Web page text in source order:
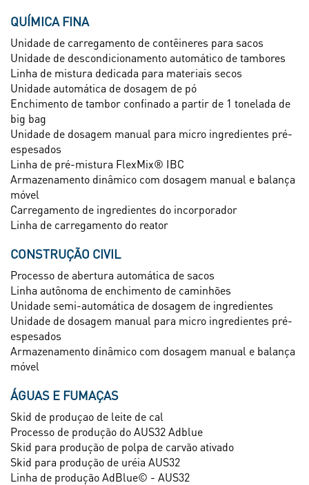
QUÍMICA FINA
Unidade de carregamento de contêineres para sacos
Unidade de descondicionamento automático de tambores
Linha de mistura dedicada para materiais secos
Unidade automática de dosagem de pó
Enchimento de tambor confinado a partir de 1 tonelada de
big bag
Unidade de dosagem manual para micro ingredientes pré-
espesados
Linha de pré-mistura FlexMix® IBC
Armazenamento dinâmico com dosagem manual e balança
móvel
Carregamento de ingredientes do incorporador
Linha de carregamento do reator
CONSTRUÇÃO CIVIL
Processo de abertura automática de sacos
Linha autônoma de enchimento de caminhões
Unidade semi-automática de dosagem de ingredientes
Unidade de dosagem manual para micro ingredientes pré-
espesados
Armazenamento dinâmico com dosagem manual e balança
móvel
ÁGUAS E FUMAÇAS
Skid de produçao de leite de cal
Processo de produção do AUS32 Adblue
Skid para produção de polpa de carvão ativado
Skid para produção de uréia AUS32
Linha de produção AdBlue© - AUS32